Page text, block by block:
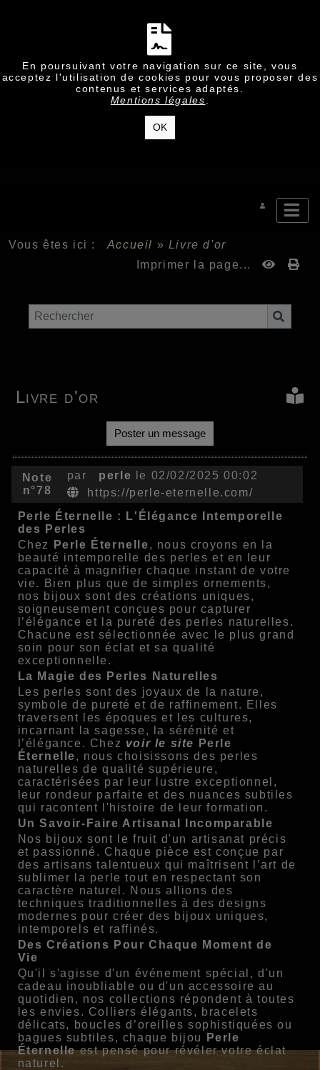
En poursuivant votre navigation sur ce site, vous
acceptez l'utilisation de cookies pour vous proposer des
contenus et services adaptés.
Mentions légales
OK
Vous êtes ici : Accueil » Livre d'or
Imprimer la page...
Livre d'or
Poster un message
Note
n°78
par perle
le 02/02/2025 00:02
https://perle-eternelle.com/
Perle Éternelle : L'Élégance Intemporelle
des Perles
Chez
Perle Éternelle, nous croyons en la
beauté intemporelle des perles et en leur
capacité à magnifier chaque instant de votre
vie. Bien plus que de simples ornements,
nos bijoux sont des créations uniques,
soigneusement conçues pour capturer
l’élégance et la pureté des perles naturelles.
Chacune est sélectionnée avec le plus grand
soin pour son éclat et sa qualité
exceptionnelle.
La Magie des Perles Naturelles
Les perles sont des joyaux de la nature,
symbole de pureté et de raffinement. Elles
traversent les époques et les cultures,
incarnant la sagesse, la sérénité et
l’élégance. Chez voir le site
Perle
Éternelle, nous choisissons des perles
naturelles de qualité supérieure,
caractérisées par leur lustre exceptionnel,
leur rondeur parfaite et des nuances subtiles
qui racontent l'histoire de leur formation.
Un Savoir-Faire Artisanal Incomparable
Nos bijoux sont le fruit d'un artisanat précis
et passionné. Chaque pièce est conçue par
des artisans talentueux qui maîtrisent l’art de
sublimer la perle tout en respectant son
caractère naturel. Nous allions des
techniques traditionnelles à des designs
modernes pour créer des bijoux uniques,
intemporels et raffinés.
Des Créations Pour Chaque Moment de
Vie
Qu'il s'agisse d'un événement spécial, d'un
cadeau inoubliable ou d'un accessoire au
quotidien, nos collections répondent à toutes
les envies. Colliers élégants, bracelets
délicats, boucles d’oreilles sophistiquées ou
bagues subtiles, chaque bijou
Perle
Éternelleest pensé pour révéler votre éclat
naturel.